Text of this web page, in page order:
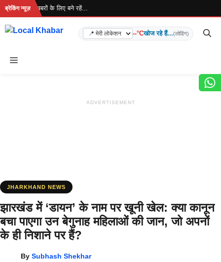
Skip
content
ब्रेकिंग न्यूज़
है... ताज़ा खबरों के लिए बने रहें...
--°Cखोज रहे हैं...(लोडिंग)
Menu
ADVERTISEMENT
JHARKHAND NEWS
झारखंड में ‘डायन’ के नाम पर खूनी खेल: क्या कानून
बचा पाएगा उन बेगुनाह महिलाओं की जान, जो अपनों
के ही निशाने पर हैं?
By Subhash Shekhar